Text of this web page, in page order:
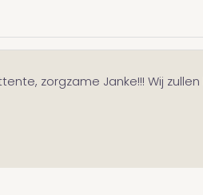
zorgzame Janke!!! Wij zullen